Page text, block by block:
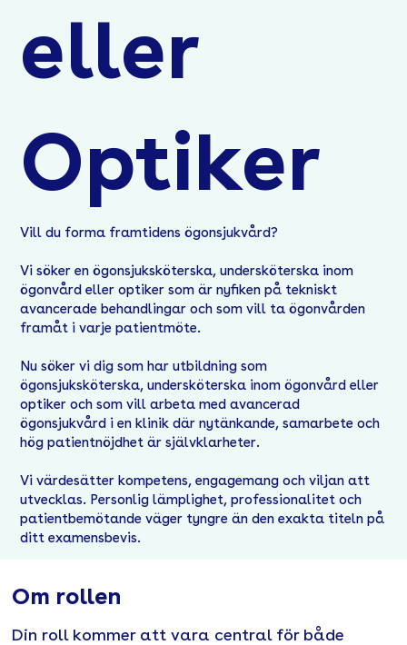
eller
Optiker
Vill du forma framtidens ögonsjukvård?
Vi söker en ögonsjuksköterska, undersköterska inom
ögonvård eller optiker som är nyfiken på tekniskt
avancerade behandlingar och som vill ta ögonvården
framåt i varje patientmöte.
Nu söker vi dig som har utbildning som
ögonsjuksköterska, undersköterska inom ögonvård eller
optiker och som vill arbeta med avancerad
ögonsjukvård i en klinik där nytänkande, samarbete och
hög patientnöjdhet är självklarheter.
Vi värdesätter kompetens, engagemang och viljan att
utvecklas. Personlig lämplighet, professionalitet och
patientbemötande väger tyngre än den exakta titeln på
ditt examensbevis.
Om rollen
Din roll kommer att vara central för både